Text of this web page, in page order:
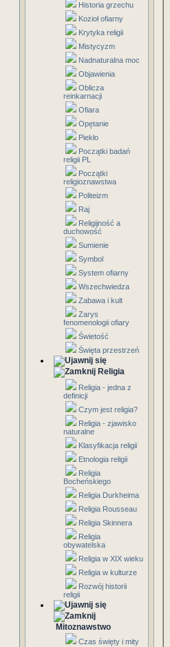
Historia grzechu
Kozioł ofiarny
Krytyka religii
Mistycyzm
Nadnaturalna moc
Objawienia
Oblicza
reinkarnacji
Ofiara
Opętanie
Piekło
Początki badań
religii PL
Początki
religioznawstwa
Politeizm
Raj
Religijność a
duchowość
Sumienie
Symbol
System ofiarny
Wszechwiedza
Zabawa i kult
Zarys
fenomenologii ofiary
Świetość
Święta przestrzeń
Religia
Religia - jedna z
definicji
Czym jest religia?
Religia - zjawisko
naturalne
Klasyfikacja religii
Etnologia religii
Religia
Bocheńskiego
Religia Durkheima
Religia Rousseau
Religia Skinnera
Religia
obywatelska
Religia w XIX wieku
Religia w kulturze
Rozwój historii
religii
Mitoznawstwo
Czas święty i mity